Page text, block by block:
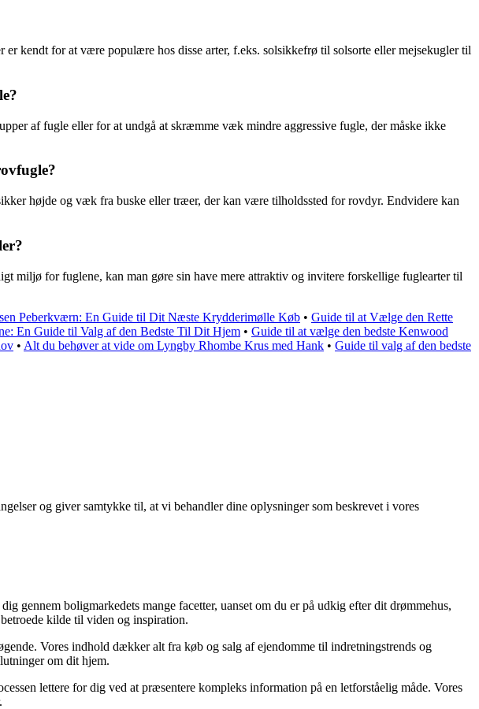
kendt for at være populære hos disse arter, f.eks. solsikkefrø til solsorte eller mejsekugler til
af fugle eller for at undgå at skræmme væk mindre aggressive fugle, der måske ikke
højde og væk fra buske eller træer, der kan være tilholdssted for rovdyr. Endvidere kan
miljø for fuglene, kan man gøre sin have mere attraktiv og invitere forskellige fuglearter til
Peberkværn: En Guide til Dit Næste Krydderimølle Køb • Guide til at Vælge den Rette
En Guide til Valg af den Bedste Til Dit Hjem • Guide til at vælge den bedste Kenwood
• Alt du behøver at vide om Lyngby Rhombe Krus med Hank • Guide til valg af den bedste
og giver samtykke til, at vi behandler dine oplysninger som beskrevet i vores
boligmarkedets mange facetter, uanset om du er på udkig efter dit drømmehus,
kilde til viden og inspiration.
Vores indhold dækker alt fra køb og salg af ejendomme til indretningstrends og
om dit hjem.
lettere for dig ved at præsentere kompleks information på en letforståelig måde. Vores